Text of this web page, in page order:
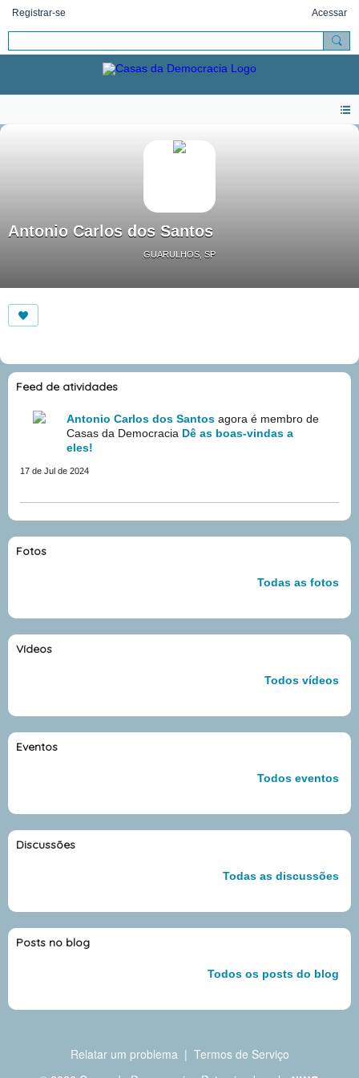
Registrar-se Acessar
Antonio Carlos dos Santos
GUARULHOS, SP
Feed de atividades
Antonio Carlos dos Santos agora é membro de
Casas da Democracia Dê as boas-vindas a
eles!
17 de Jul de 2024
Fotos
Todas as fotos
Vídeos
Todos vídeos
Eventos
Todos eventos
Discussões
Todas as discussões
Posts no blog
Todos os posts do blog
Relatar um problema| Termos de Serviço